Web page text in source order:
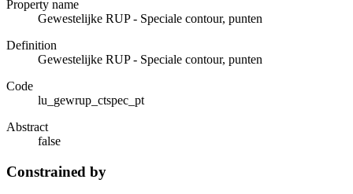
Property name
Gewestelijke RUP - Speciale contour, punten
Definition
Gewestelijke RUP - Speciale contour, punten
Code
lu_gewrup_ctspec_pt
Abstract
false
Constrained by